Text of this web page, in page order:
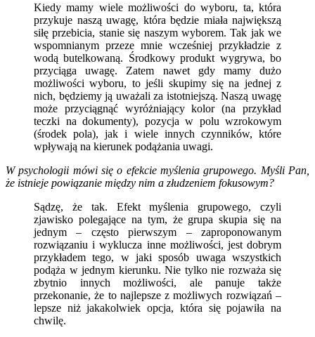
Kiedy mamy wiele możliwości do wyboru, ta, która
przykuje naszą uwagę, która będzie miała największą
siłę przebicia, stanie się naszym wyborem. Tak jak we
wspomnianym przeze mnie wcześniej przykładzie z
wodą butelkowaną. Środkowy produkt wygrywa, bo
przyciąga uwagę. Zatem nawet gdy mamy dużo
możliwości wyboru, to jeśli skupimy się na jednej z
nich, będziemy ją uważali za istotniejszą. Naszą uwagę
może przyciągnąć wyróżniający kolor (na przykład
teczki na dokumenty), pozycja w polu wzrokowym
(środek pola), jak i wiele innych czynników, które
wpływają na kierunek podążania uwagi.
W psychologii mówi się o efekcie myślenia grupowego. Myśli Pan,
że istnieje powiązanie między nim a złudzeniem fokusowym?
Sądzę, że tak. Efekt myślenia grupowego, czyli
zjawisko polegające na tym, że grupa skupia się na
jednym – często pierwszym – zaproponowanym
rozwiązaniu i wyklucza inne możliwości, jest dobrym
przykładem tego, w jaki sposób uwaga wszystkich
podąża w jednym kierunku. Nie tylko nie rozważa się
zbytnio innych możliwości, ale panuje także
przekonanie, że to najlepsze z możliwych rozwiązań –
lepsze niż jakakolwiek opcja, która się pojawiła na
chwilę.